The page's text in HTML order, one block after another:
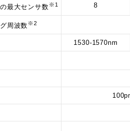
最大センサ数※1 8
周波数※2
1530-1570nm